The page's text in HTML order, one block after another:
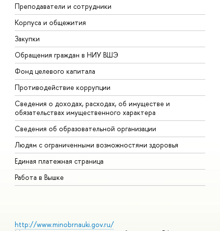
Преподаватели и сотрудники
Корпуса и общежития
Закупки
Обращения граждан в НИУ ВШЭ
Фонд целевого капитала
Противодействие коррупции
Сведения о доходах, расходах, об имуществе и
обязательствах имущественного характера
Сведения об образовательной организации
Людям с ограниченными возможностями здоровья
Единая платежная страница
Работа в Вышке
http://www.minobrnauki.gov.ru/